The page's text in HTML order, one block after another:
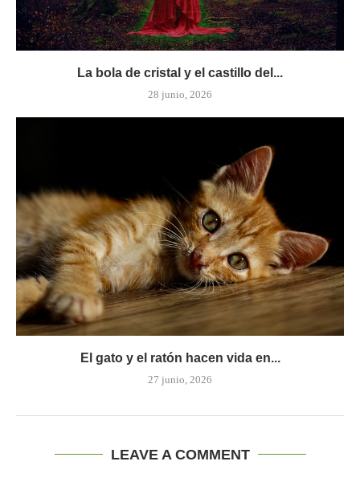
La bola de cristal y el castillo del...
28 junio, 2026
El gato y el ratón hacen vida en...
27 junio, 2026
LEAVE A COMMENT